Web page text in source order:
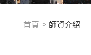
首頁 師資介紹